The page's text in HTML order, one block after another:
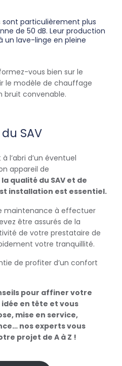
sont particulièrement plus
de 50 dB. Leur production
un lave-linge en pleine
vous bien sur le
le modèle de chauffage
bruit convenable.
SAV
l’abri d’un éventuel
appareil de
la qualité du SAV et de
installation est essentiel.
maintenance à effectuer
être assurés de la
de votre prestataire de
votre tranquillité.
de profiter d’un confort
pour affiner votre
en tête et vous
mise en service,
nos experts vous
projet de A à Z !